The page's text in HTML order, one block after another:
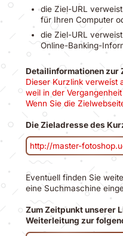
die Ziel-URL
für Ihren Computer
die Ziel-URL
Online-Banking-
Detailinformationen zur
Dieser Kurzlink verweist
weil in der
Wenn Sie die
Die Zieladresse des
http://master-
Eventuell finden Sie
eine Suchmaschine
Zum Zeitpunkt unserer
Weiterleitung zur